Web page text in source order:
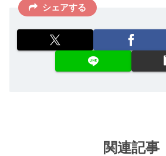
シェアする
関連記事